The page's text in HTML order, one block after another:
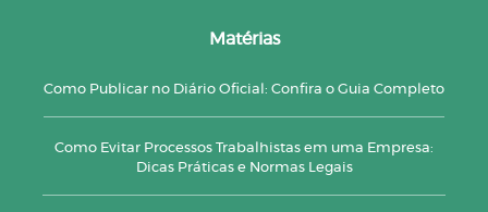
Matérias
Como Publicar no Diário Oficial: Confira o Guia Completo
Como Evitar Processos Trabalhistas em uma Empresa:
Dicas Práticas e Normas Legais